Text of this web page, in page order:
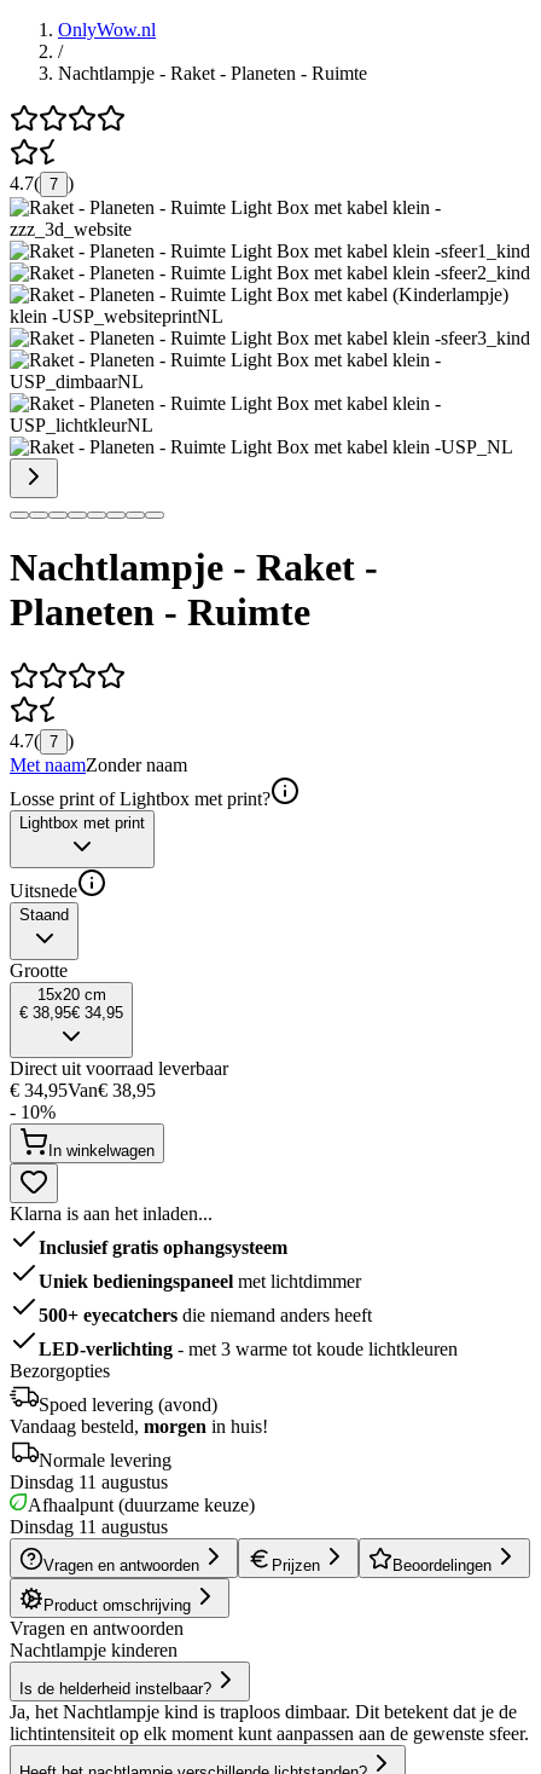
OnlyWow.nl
/
Nachtlampje - Raket - Planeten - Ruimte
4.7( 7 )
Nachtlampje - Raket -
Planeten - Ruimte
4.7( 7 )
Met naamZonder naam
Losse print of Lightbox met print?
Lightbox met print
Uitsnede
Staand
Grootte
15x20 cm
€ 38,95€ 34,95
Direct uit voorraad leverbaar
€ 34,95Van€ 38,95
- 10%
In winkelwagen
Klarna is aan het inladen...
Inclusief gratis ophangsysteem
Uniek bedieningspaneel met lichtdimmer
500+ eyecatchers die niemand anders heeft
LED-verlichting - met 3 warme tot koude lichtkleuren
Bezorgopties
Spoed levering (avond)
Vandaag besteld, morgen in huis!
Normale levering
Dinsdag 11 augustus
Afhaalpunt (duurzame keuze)
Dinsdag 11 augustus
Vragen en antwoorden Prijzen Beoordelingen
Product omschrijving
Vragen en antwoorden
Nachtlampje kinderen
Is de helderheid instelbaar?
Ja, het Nachtlampje kind is traploos dimbaar. Dit betekent dat je de
lichtintensiteit op elk moment kunt aanpassen aan de gewenste sfeer.